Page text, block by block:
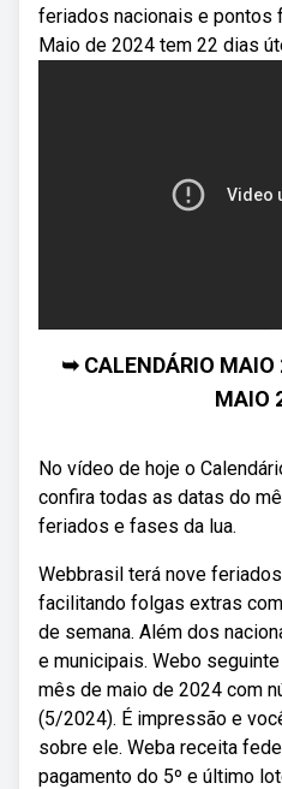
feriados nacionais e pontos
Maio de 2024 tem 22 dias
➥ CALENDÁRIO MAIO
MAIO
No vídeo de hoje o
confira todas as datas do
feriados e fases da lua.
Webbrasil terá nove
facilitando folgas extras
de semana. Além dos
e municipais. Webo
mês de maio de 2024 com
(5/2024). É impressão e
sobre ele. Weba receita
pagamento do 5º e último